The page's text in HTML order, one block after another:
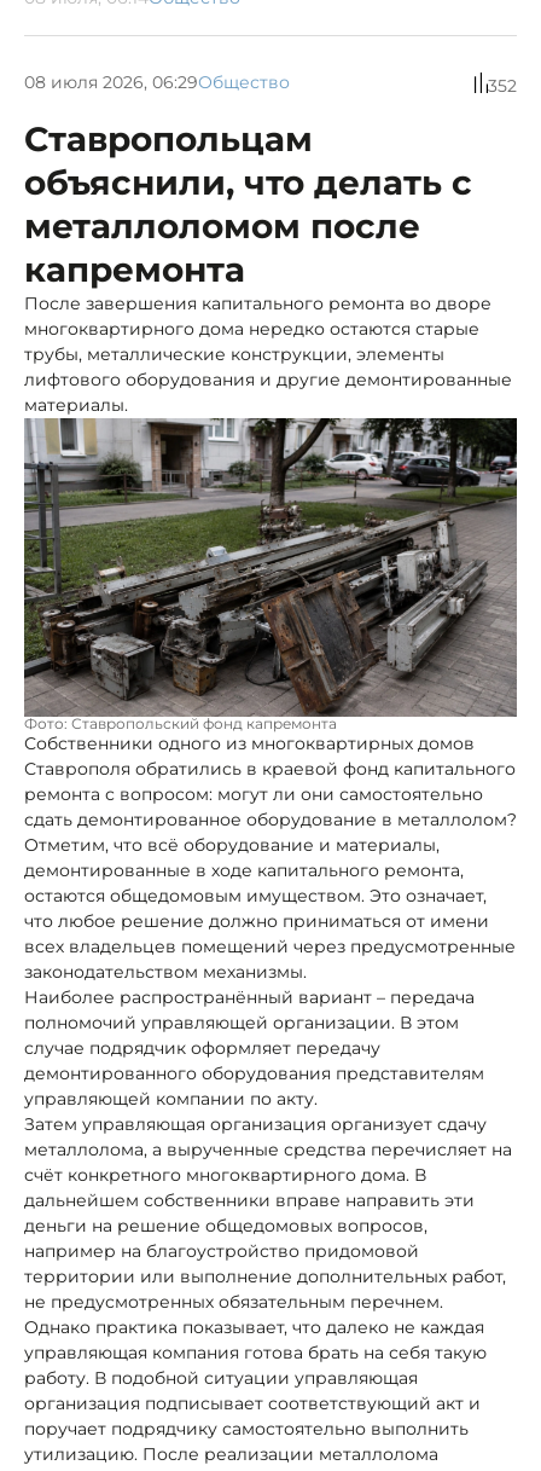
08 июля 2026, 06:29Общество 352
Ставропольцам
объяснили, что делать с
металлоломом после
капремонта
После завершения капитального ремонта во дворе
многоквартирного дома нередко остаются старые
трубы, металлические конструкции, элементы
лифтового оборудования и другие демонтированные
материалы.
Фото: Ставропольский фонд капремонта
Собственники одного из многоквартирных домов
Ставрополя обратились в краевой фонд капитального
ремонта с вопросом: могут ли они самостоятельно
сдать демонтированное оборудование в металлолом?
Отметим, что всё оборудование и материалы,
демонтированные в ходе капитального ремонта,
остаются общедомовым имуществом. Это означает,
что любое решение должно приниматься от имени
всех владельцев помещений через предусмотренные
законодательством механизмы.
Наиболее распространённый вариант – передача
полномочий управляющей организации. В этом
случае подрядчик оформляет передачу
демонтированного оборудования представителям
управляющей компании по акту.
Затем управляющая организация организует сдачу
металлолома, а вырученные средства перечисляет на
счёт конкретного многоквартирного дома. В
дальнейшем собственники вправе направить эти
деньги на решение общедомовых вопросов,
например на благоустройство придомовой
территории или выполнение дополнительных работ,
не предусмотренных обязательным перечнем.
Однако практика показывает, что далеко не каждая
управляющая компания готова брать на себя такую
работу. В подобной ситуации управляющая
организация подписывает соответствующий акт и
поручает подрядчику самостоятельно выполнить
утилизацию. После реализации металлолома